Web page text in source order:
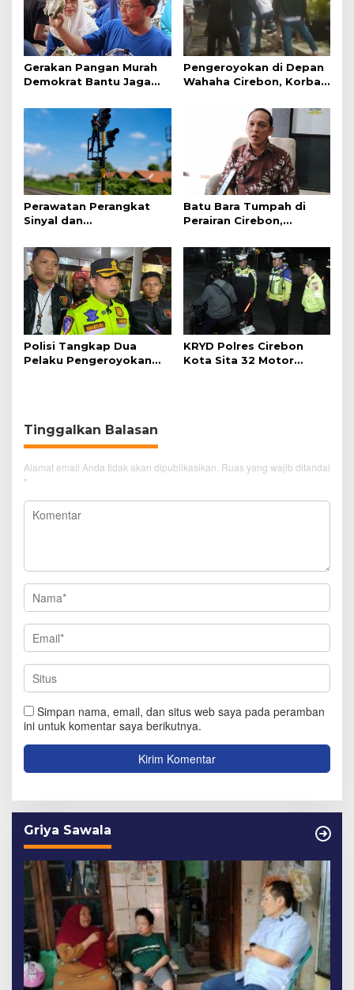
Gerakan Pangan Murah
Demokrat Bantu Jaga
Pengeroyokan di Depan
Wahaha Cirebon, Korban
Perawatan Perangkat
Sinyal dan
Perjalanan Kereta Api
Batu Bara Tumpah di
Perairan Cirebon,
Hijau
Polisi Tangkap Dua
Pelaku Pengeroyokan
KRYD Polres Cirebon
Kota Sita 32 Motor
Tinggalkan Balasan
Alamat email Anda tidak akan dipublikasikan. Ruas yang wajib ditandai
*
Simpan nama, email, dan situs web saya pada peramban
ini untuk komentar saya berikutnya.
Griya Sawala